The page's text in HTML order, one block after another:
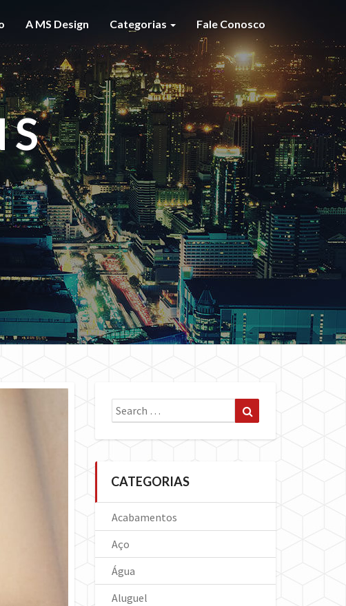
A MS Design Categorias Fale Conosco
Search
for:
CATEGORIAS
Acabamentos
Aço
Água
Aluguel